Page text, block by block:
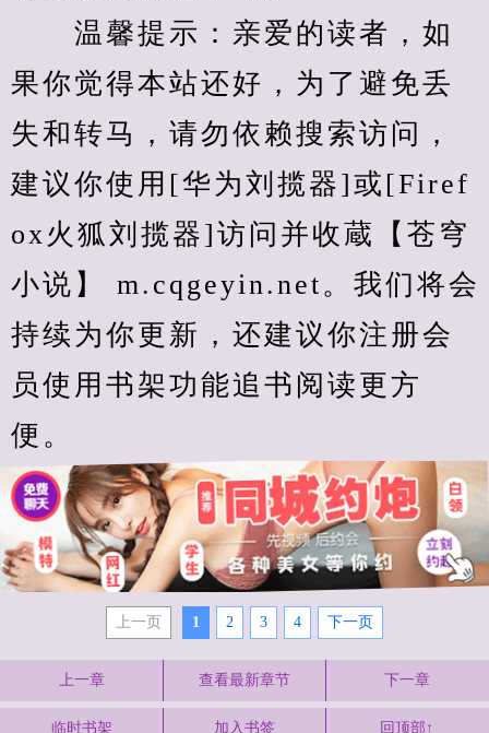
温馨提示：亲爱的读者，如
果你觉得本站还好，为了避免丢
失和转马，请勿依赖搜索访问，
建议你使用[华为刘揽器]或[Firef
ox火狐刘揽器]访问并收蔵【苍穹
小说】 m.cqgeyin.net。我们将会
持续为你更新，还建议你注册会
员使用书架功能追书阅读更方
便。
上一页 1 2 3 4 下一页
上一章 查看最新章节 下一章
临时书架 加入书签 回顶部↑